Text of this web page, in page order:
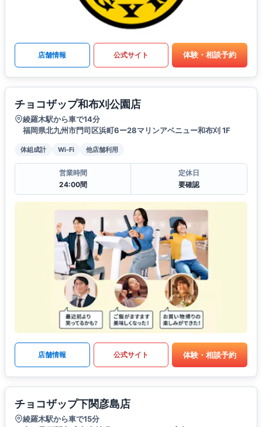
店舗情報 公式サイト 体験・相談予約
チョコザップ和布刈公園店
綾羅木駅から車で14分
福岡県北九州市門司区浜町6ー28マリンアベニュー和布刈 1F
体組成計 Wi-Fi 他店舗利用
営業時間
24:00間
定休日
要確認
店舗情報 公式サイト 体験・相談予約
チョコザップ下関彦島店
綾羅木駅から車で15分